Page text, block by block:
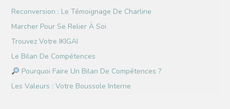
Reconversion : Le Témoignage De Charline
Marcher Pour Se Relier À Soi
Trouvez Votre IKIGAI
Le Bilan De Compétences
Pourquoi Faire Un Bilan De Compétences ?
Les Valeurs : Votre Boussole Interne